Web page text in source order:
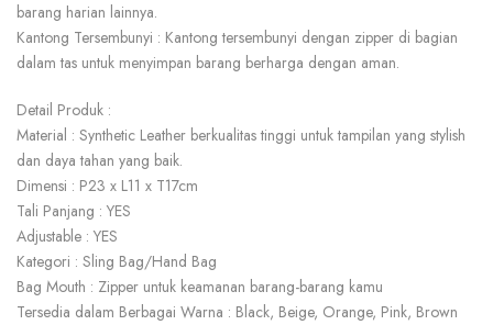
barang harian lainnya.
Kantong Tersembunyi : Kantong tersembunyi dengan zipper di bagian
dalam tas untuk menyimpan barang berharga dengan aman.
Detail Produk :
Material : Synthetic Leather berkualitas tinggi untuk tampilan yang stylish
dan daya tahan yang baik.
Dimensi : P23 x L11 x T17cm
Tali Panjang : YES
Adjustable : YES
Kategori : Sling Bag/Hand Bag
Bag Mouth : Zipper untuk keamanan barang-barang kamu
Tersedia dalam Berbagai Warna : Black, Beige, Orange, Pink, Brown